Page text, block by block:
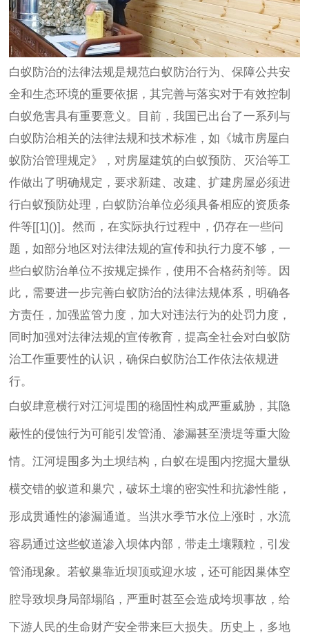
白蚁防治的法律法规是规范白蚁防治行为、保障公共安
全和生态环境的重要依据，其完善与落实对于有效控制
白蚁危害具有重要意义。目前，我国已出台了一系列与
白蚁防治相关的法律法规和技术标准，如《城市房屋白
蚁防治管理规定》，对房屋建筑的白蚁预防、灭治等工
作做出了明确规定，要求新建、改建、扩建房屋必须进
行白蚁预防处理，白蚁防治单位必须具备相应的资质条
件等[[1]()]。然而，在实际执行过程中，仍存在一些问
题，如部分地区对法律法规的宣传和执行力度不够，一
些白蚁防治单位不按规定操作，使用不合格药剂等。因
此，需要进一步完善白蚁防治的法律法规体系，明确各
方责任，加强监管力度，加大对违法行为的处罚力度，
同时加强对法律法规的宣传教育，提高全社会对白蚁防
治工作重要性的认识，确保白蚁防治工作依法依规进
行。
白蚁肆意横行对江河堤围的稳固性构成严重威胁，其隐
蔽性的侵蚀行为可能引发管涌、渗漏甚至溃堤等重大险
情。江河堤围多为土坝结构，白蚁在堤围内挖掘大量纵
横交错的蚁道和巢穴，破坏土壤的密实性和抗渗性能，
形成贯通性的渗漏通道。当洪水季节水位上涨时，水流
容易通过这些蚁道渗入坝体内部，带走土壤颗粒，引发
管涌现象。若蚁巢靠近坝顶或迎水坡，还可能因巢体空
腔导致坝身局部塌陷，严重时甚至会造成垮坝事故，给
下游人民的生命财产安全带来巨大损失。历史上，多地